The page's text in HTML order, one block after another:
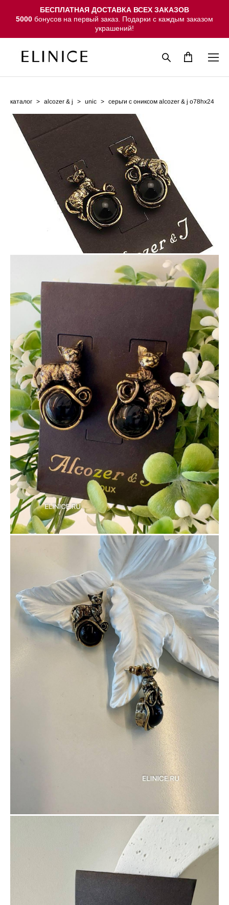
БЕСПЛАТНАЯ ДОСТАВКА ВСЕХ ЗАКАЗОВ
5000 бонусов на первый заказ. Подарки с каждым заказом
украшений!
каталог > alcozer & j > unic > серьги с ониксом alcozer & j o78hx24